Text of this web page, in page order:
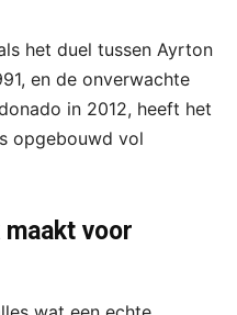
het duel tussen Ayrton
en de onverwachte
in 2012, heeft het
opgebouwd vol
voor